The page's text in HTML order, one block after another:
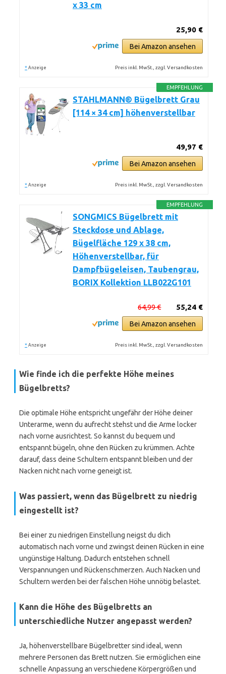
x 33 cm
25,90 €
Bei Amazon ansehen
* Anzeige Preis inkl. MwSt., zzgl. Versandkosten
EMPFEHLUNG
STAHLMANN® Bügelbrett Grau
[114 × 34 cm] höhenverstellbar
49,97 €
Bei Amazon ansehen
* Anzeige Preis inkl. MwSt., zzgl. Versandkosten
EMPFEHLUNG
SONGMICS Bügelbrett mit
Steckdose und Ablage,
Bügelfläche 129 x 38 cm,
Höhenverstellbar, für
Dampfbügeleisen, Taubengrau,
BORIX Kollektion LLB022G101
55,24 €
64,99 €
Bei Amazon ansehen
* Anzeige Preis inkl. MwSt., zzgl. Versandkosten
Wie finde ich die perfekte Höhe meines
Bügelbretts?
Die optimale Höhe entspricht ungefähr der Höhe deiner
Unterarme, wenn du aufrecht stehst und die Arme locker
nach vorne ausrichtest. So kannst du bequem und
entspannt bügeln, ohne den Rücken zu krümmen. Achte
darauf, dass deine Schultern entspannt bleiben und der
Nacken nicht nach vorne geneigt ist.
Was passiert, wenn das Bügelbrett zu niedrig
eingestellt ist?
Bei einer zu niedrigen Einstellung neigst du dich
automatisch nach vorne und zwingst deinen Rücken in eine
ungünstige Haltung. Dadurch entstehen schnell
Verspannungen und Rückenschmerzen. Auch Nacken und
Schultern werden bei der falschen Höhe unnötig belastet.
Kann die Höhe des Bügelbretts an
unterschiedliche Nutzer angepasst werden?
Ja, höhenverstellbare Bügelbretter sind ideal, wenn
mehrere Personen das Brett nutzen. Sie ermöglichen eine
schnelle Anpassung an verschiedene Körpergrößen und